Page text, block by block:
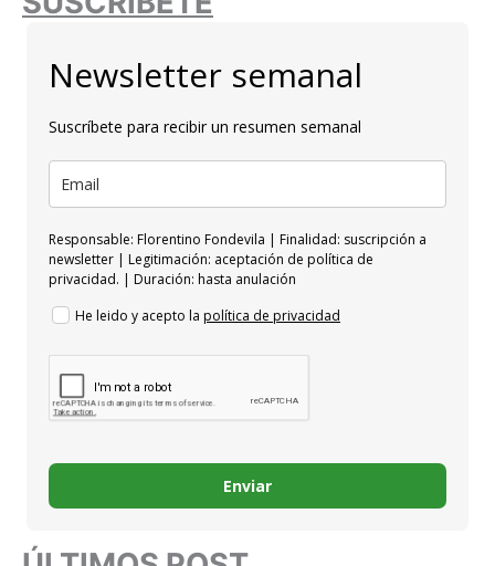
Newsletter semanal
Suscríbete para recibir un resumen semanal
Responsable: Florentino Fondevila | Finalidad: suscripción a
newsletter | Legitimación: aceptación de política de
privacidad. | Duración: hasta anulación
He leido y acepto la política de privacidad
Enviar